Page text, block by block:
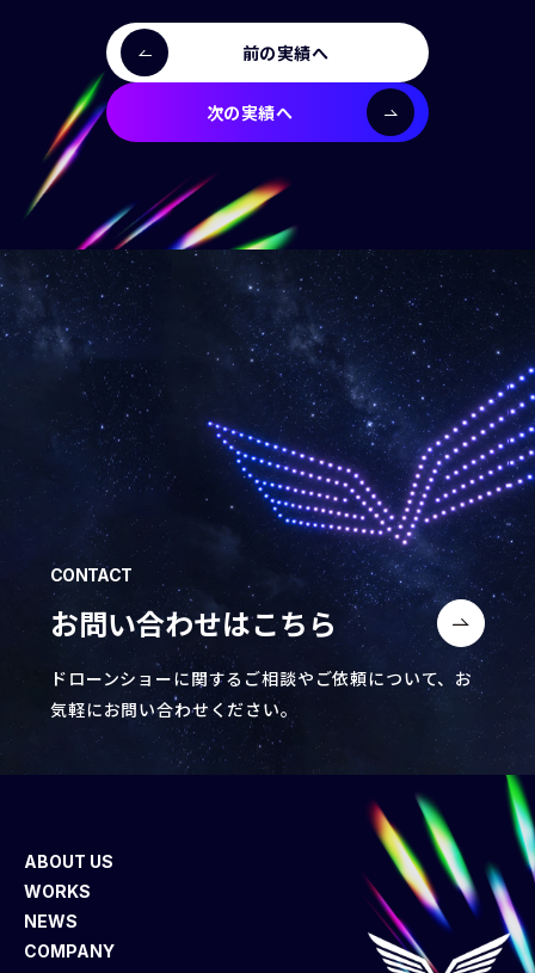
前の実績へ
次の実績へ
CONTACT
お問い合わせはこちら
ドローンショーに関するご相談やご依頼について、お
気軽にお問い合わせください。
ABOUT US
WORKS
NEWS
COMPANY